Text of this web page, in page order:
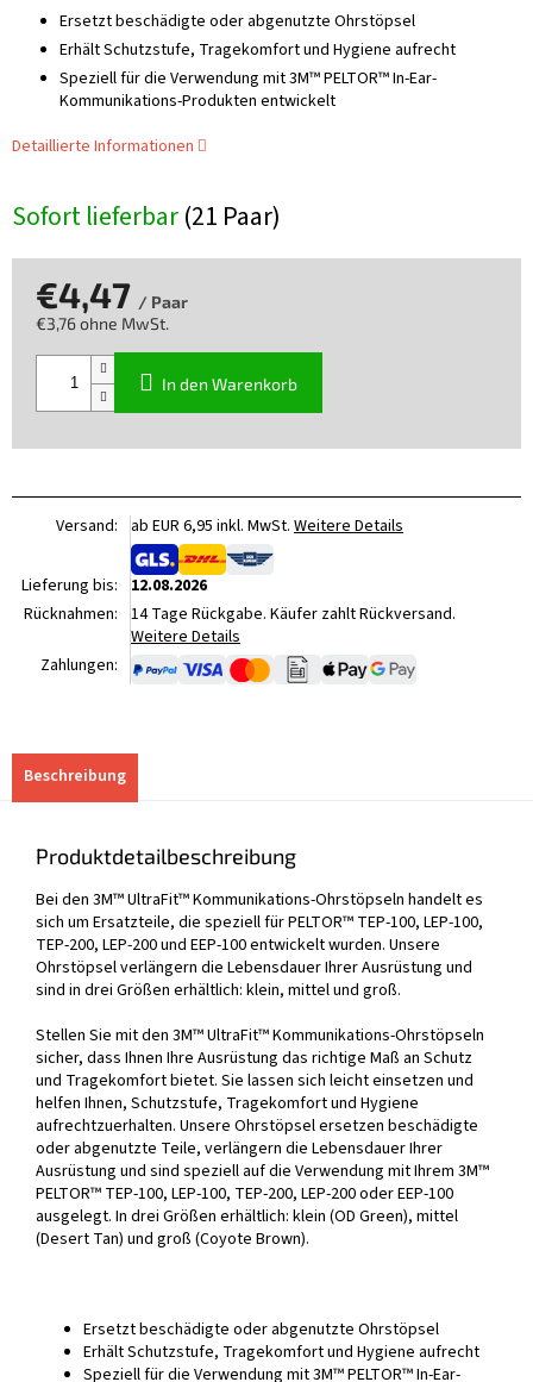
Sofort lieferbar(21 Paar)
Ersetzt beschädigte oder abgenutzte Ohrstöpsel
Erhält Schutzstufe, Tragekomfort und Hygiene aufrecht
Speziell für die Verwendung mit 3M™ PELTOR™ In-Ear-
Kommunikations-Produkten entwickelt
Detaillierte Informationen
€4,47 / Paar
€3,76 ohne MwSt.
In den Warenkorb
Versand: ab EUR 6,95 inkl. MwSt. Weitere Details
Lieferung bis:
12.08.2026
Rücknahmen: 14 Tage Rückgabe. Käufer zahlt Rückversand.
Weitere Details
Zahlungen:
Beschreibung
Produktdetailbeschreibung
Bei den 3M™ UltraFit™ Kommunikations-Ohrstöpseln handelt es
sich um Ersatzteile, die speziell für PELTOR™ TEP-100, LEP-100,
TEP-200, LEP-200 und EEP-100 entwickelt wurden. Unsere
Ohrstöpsel verlängern die Lebensdauer Ihrer Ausrüstung und
sind in drei Größen erhältlich: klein, mittel und groß.
Stellen Sie mit den 3M™ UltraFit™ Kommunikations-Ohrstöpseln
sicher, dass Ihnen Ihre Ausrüstung das richtige Maß an Schutz
und Tragekomfort bietet. Sie lassen sich leicht einsetzen und
helfen Ihnen, Schutzstufe, Tragekomfort und Hygiene
aufrechtzuerhalten. Unsere Ohrstöpsel ersetzen beschädigte
oder abgenutzte Teile, verlängern die Lebensdauer Ihrer
Ausrüstung und sind speziell auf die Verwendung mit Ihrem 3M™
PELTOR™ TEP-100, LEP-100, TEP-200, LEP-200 oder EEP-100
ausgelegt. In drei Größen erhältlich: klein (OD Green), mittel
(Desert Tan) und groß (Coyote Brown).
Ersetzt beschädigte oder abgenutzte Ohrstöpsel
Erhält Schutzstufe, Tragekomfort und Hygiene aufrecht
Speziell für die Verwendung mit 3M™ PELTOR™ In-Ear-